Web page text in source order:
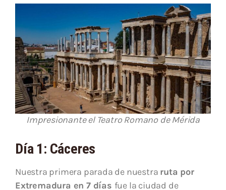
Impresionante el Teatro Romano de Mérida
Día 1: Cáceres
Nuestra primera parada de nuestra ruta por
Extremadura en 7 días fue la ciudad de